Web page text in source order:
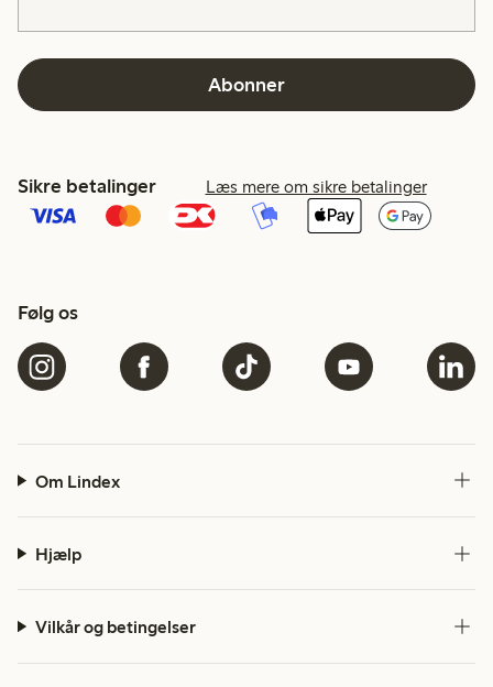
Abonner
Sikre betalinger Læs mere om sikre betalinger
Følg os
Om Lindex
Hjælp
Vilkår og betingelser